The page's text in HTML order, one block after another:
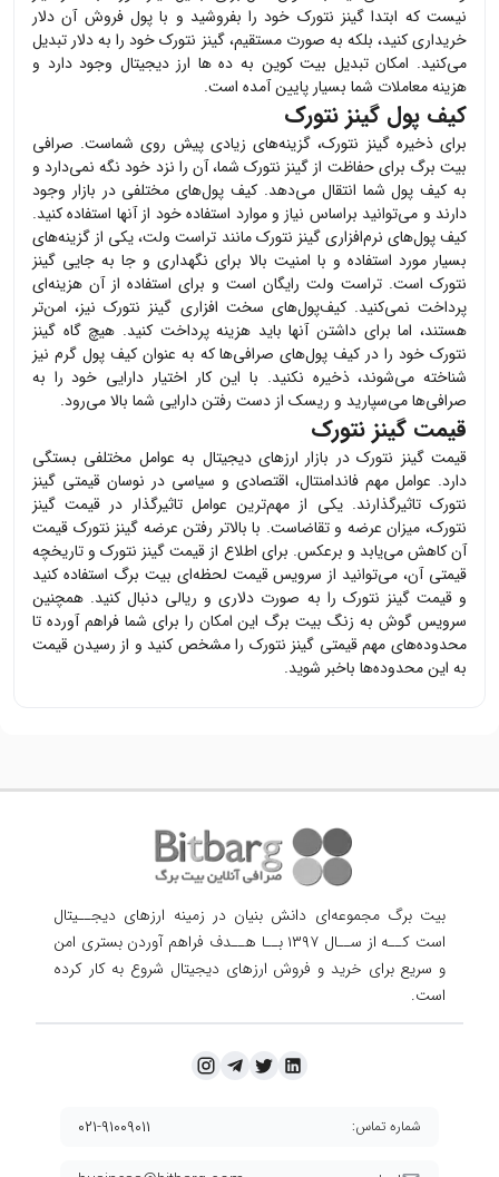
نیست که ابتدا گینز نتورک خود را بفروشید و با پول فروش آن دلار
خریداری کنید، بلکه به صورت مستقیم،گینز نتورکخود را به دلار تبدیل
می‌کنید. امکان تبدیل بیت کوین به ده ها ارز دیجیتال وجود دارد و
هزینه معاملات شما بسیار پایین آمده است.
کیف پول گینز نتورک
برای ذخیرهگینز نتورک، گزینه‌های زیادی پیش روی شماست. صرافی
بیت برگ برای حفاظت از گینز نتورکشما، آن را نزد خود نگه نمی‌دارد و
به کیف پول شما انتقال می‌دهد. کیف پول‌های مختلفی در بازار وجود
دارند و می‌توانید براساس نیاز و موارد استفاده خود از آنها استفاده کنید.
کیف پول‌های نرم‌افزاریگینز نتورکمانند تراست ولت، یکی از گزینه‌های
بسیار مورد استفاده و با امنیت بالا برای نگهداری و جا به جایی گینز
نتورک است. تراست ولت رایگان است و برای استفاده از آن هزینه‌ای
پرداخت نمی‌کنید. کیف‌پول‌های سخت افزاری گینز نتورکنیز، امن‌تر
هستند، اما برای داشتن آنها باید هزینه پرداخت کنید. هیچ گاه گینز
نتورک خود را در کیف پول‌های صرافی‌ها که به عنوان کیف پول گرم نیز
شناخته می‌شوند، ذخیره نکنید. با این کار اختیار دارایی خود را به
صرافی‌ها می‌سپارید و ریسک از دست رفتن دارایی شما بالا می‌رود.
قیمت گینز نتورک
قیمتگینز نتورکدر بازار ارزهای دیجیتال به عوامل مختلفی بستگی
دارد. عوامل مهم فاندامنتال، اقتصادی و سیاسی در نوسان قیمتی گینز
نتورک تاثیرگذارند. یکی از مهم‌ترین عوامل تاثیرگذار در قیمت گینز
نتورک، میزان عرضه و تقاضاست. با بالاتر رفتن عرضه گینز نتورک قیمت
آن کاهش می‌یابد و برعکس. برای اطلاع از قیمتگینز نتورکو تاریخچه
قیمتی آن، می‌توانید از سرویس قیمت لحظه‌ای بیت برگ استفاده کنید
و قیمتگینز نتورک را به صورت دلاری و ریالی دنبال کنید. همچنین
سرویس گوش به زنگ بیت برگ این امکان را برای شما فراهم آورده تا
محدوده‌های مهم قیمتی گینز نتورک را مشخص کنید و از رسیدن قیمت
به این محدوده‌ها باخبر شوید.
بیت برگ مجموعه‌ای دانش بنیان در زمینه ارزهای دیجــیتال
است کــه از ســال ۱۳۹۷ بــا هــدف فراهم آوردن
بستری امن
و سریع برای خرید و فروش ارزهای دیجیتال شروع به کار کرده
است.
شماره تماس: ۰۲۱-۹۱۰۰۹۰۱۱